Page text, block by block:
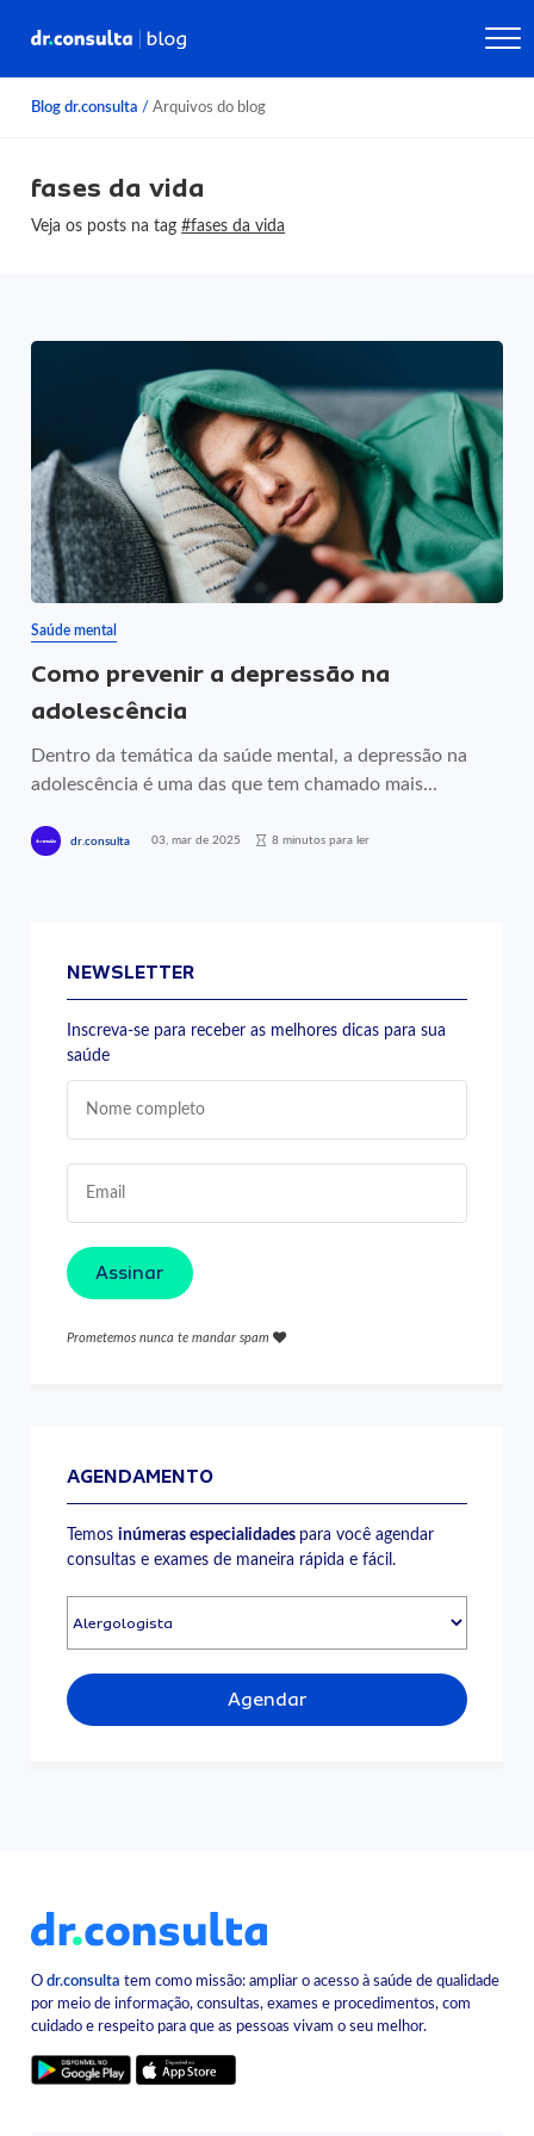
Blog dr.consulta / Arquivos do blog
fases da vida
Veja os posts na tag#fases da vida
Saúde mental
Como prevenir a depressão na
adolescência
Dentro da temática da saúde mental, a depressão na
adolescência é uma das que tem chamado mais...
dr.consulta 03, mar de 2025 8 minutos para ler
NEWSLETTER
Inscreva-se para receber as melhores dicas para sua
saúde
Assinar
Prometemos nunca te mandar spam
AGENDAMENTO
Temosinúmeras especialidades para você agendar
consultas e exames de maneira rápida e fácil.
Agendar
Odr.consulta tem como missão: ampliar o acesso à saúde de qualidade
por meio de informação, consultas, exames e procedimentos, com
cuidado e respeito para que as pessoas vivam o seu melhor.